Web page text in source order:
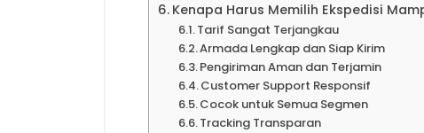
Kenapa Harus Memilih Ekspedisi
Tarif Sangat Terjangkau
Armada Lengkap dan Siap Kirim
Pengiriman Aman dan Terjamin
Customer Support Responsif
Cocok untuk Semua Segmen
Tracking Transparan